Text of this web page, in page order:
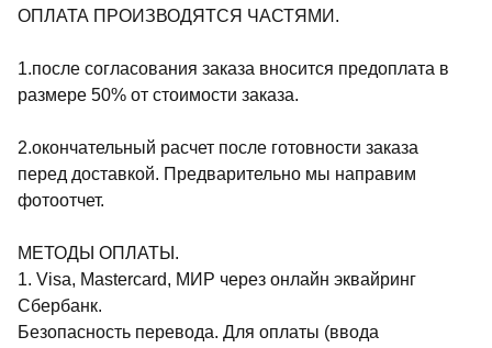
ОПЛАТА ПРОИЗВОДЯТСЯ ЧАСТЯМИ.
1.после согласования заказа вносится предоплата в
размере 50% от стоимости заказа.
2.окончательный расчет после готовности заказа
перед доставкой. Предварительно мы направим
фотоотчет.
МЕТОДЫ ОПЛАТЫ.
1. Visa, Mastercard, МИР через онлайн эквайринг
Сбербанк.
Безопасность перевода. Для оплаты (ввода